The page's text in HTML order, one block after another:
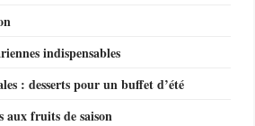
indispensables
: desserts pour un buffet d’été
fruits de saison